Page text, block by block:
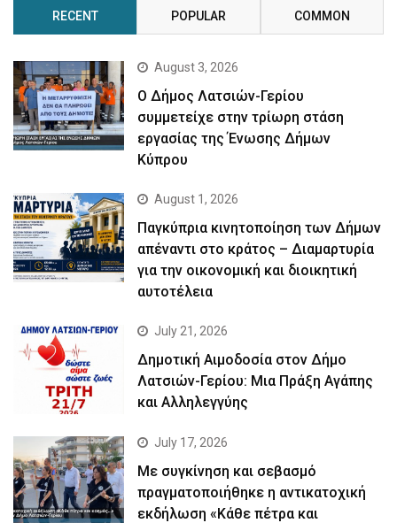
RECENT POPULAR COMMON
August 3, 2026
Ο Δήμος Λατσιών-Γερίου
συμμετείχε στην τρίωρη στάση
εργασίας της Ένωσης Δήμων
Κύπρου
August 1, 2026
Παγκύπρια κινητοποίηση των Δήμων
απέναντι στο κράτος – Διαμαρτυρία
για την οικονομική και διοικητική
αυτοτέλεια
July 21, 2026
Δημοτική Αιμοδοσία στον Δήμο
Λατσιών-Γερίου: Μια Πράξη Αγάπης
και Αλληλεγγύης
July 17, 2026
Με συγκίνηση και σεβασμό
πραγματοποιήθηκε η αντικατοχική
εκδήλωση «Κάθε πέτρα και